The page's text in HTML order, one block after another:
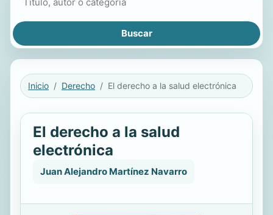
Inicio Derecho El derecho a la salud electrónica
El derecho a la salud
electrónica
Juan Alejandro Martínez Navarro